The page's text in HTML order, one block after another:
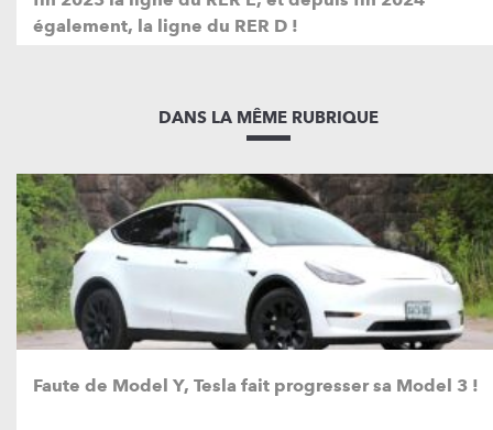
également, la ligne du RER D !
DANS LA MÊME RUBRIQUE
Faute de Model Y, Tesla fait progresser sa Model 3 !